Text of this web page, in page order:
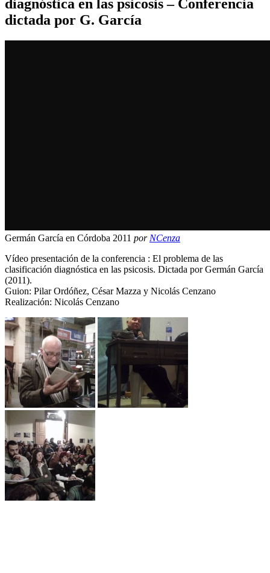
diagnóstica en las psicosis – Conferencia
dictada por G. García
Germán García en Córdoba 2011 por NCenza
Vídeo presentación de la conferencia : El problema de las
clasificación diagnóstica en las psicosis. Dictada por Germán García
(2011).
Guion: Pilar Ordóñez, César Mazza y Nicolás Cenzano
Realización: Nicolás Cenzano